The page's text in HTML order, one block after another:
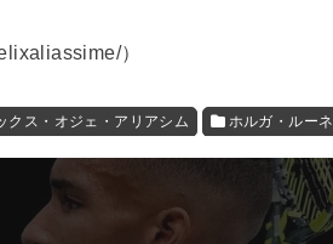
）
クス・オジェ・アリアシム ホルガ・ルーネ